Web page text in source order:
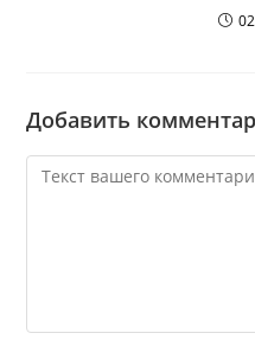
Добавить